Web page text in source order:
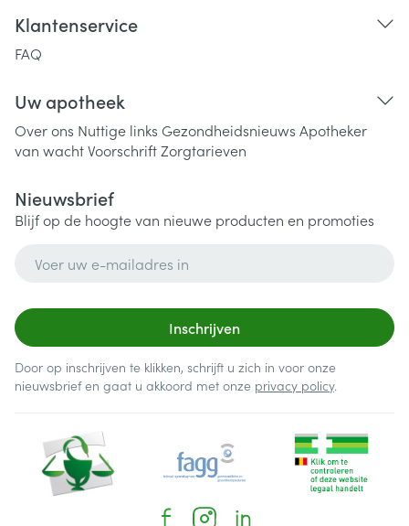
Klantenservice
FAQ
Uw apotheek
Over ons Nuttige links Gezondheidsnieuws Apotheker
van wachtVoorschriftZorgtarieven
Nieuwsbrief
Blijf op de hoogte van nieuwe producten en promoties
Inschrijven
Door op inschrijven te klikken, schrijft u zich in voor onze
nieuwsbrief en gaat u akkoord met onze privacy policy.